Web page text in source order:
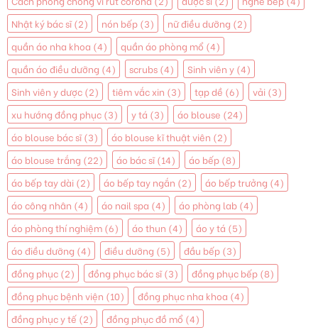
Nhật ký bác sĩ(2) nón bếp (3) nữ điều dưỡng (2)
quần áo nha khoa (4) quần áo phòng mổ (4)
quần áo điều dưỡng (4) scrubs (4) Sinh viên y (4)
Sinh viên y dược (2) tiêm vắc xin (3) tạp dề (6) vải (3)
xu hướng đồng phục (3) y tá (3) áo blouse (24)
áo blouse bác sĩ(3) áo blouse kĩ thuật viên (2)
áo blouse trắng (22) áo bác sĩ(14) áo bếp (8)
áo bếp tay dài (2) áo bếp tay ngắn (2) áo bếp trưởng (4)
áo công nhân (4) áo nail spa (4) áo phòng lab (4)
áo phòng thí nghiệm (6) áo thun (4) áo y tá (5)
áo điều dưỡng (4) điều dưỡng (5) đầu bếp (3)
đồng phục (2) đồng phục bác sĩ(3) đồng phục bếp (8)
đồng phục bệnh viện (10) đồng phục nha khoa (4)
đồng phục y tế (2) đồng phục đồ mổ (4)